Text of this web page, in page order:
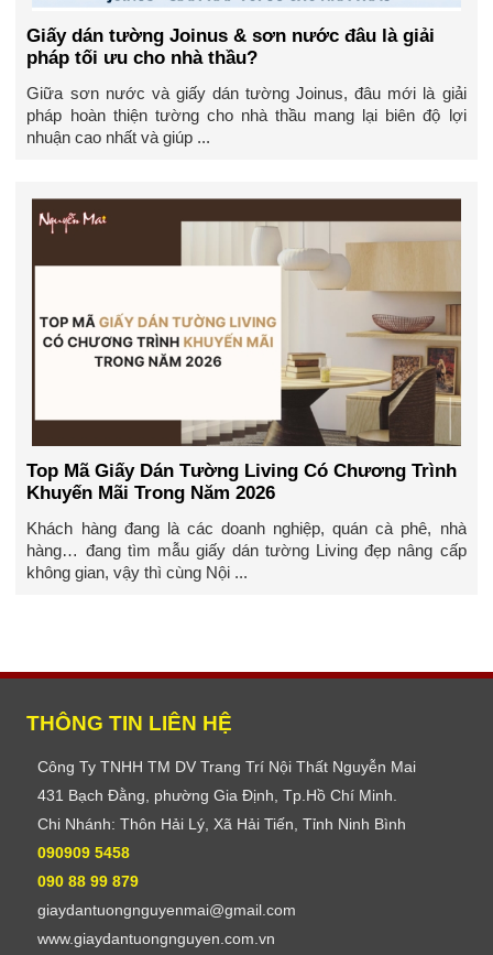
Giấy dán tường Joinus & sơn nước đâu là giải
pháp tối ưu cho nhà thầu?
Giữa sơn nước và giấy dán tường Joinus, đâu mới là giải
pháp hoàn thiện tường cho nhà thầu mang lại biên độ lợi
nhuận cao nhất và giúp ...
Top Mã Giấy Dán Tường Living Có Chương Trình
Khuyến Mãi Trong Năm 2026
Khách hàng đang là các doanh nghiệp, quán cà phê, nhà
hàng… đang tìm mẫu giấy dán tường Living đẹp nâng cấp
không gian, vậy thì cùng Nội ...
THÔNG TIN LIÊN HỆ
Công Ty TNHH TM DV Trang Trí Nội Thất Nguyễn Mai
431 Bạch Đằng, phường Gia Định, Tp.Hồ Chí Minh.
Chi Nhánh: Thôn Hải Lý, Xã Hải Tiến, Tỉnh Ninh Bình
090909 5458
090 88 99 879
giaydantuongnguyenmai@gmail.com
www.giaydantuongnguyen.com.vn